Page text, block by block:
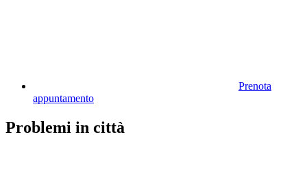
Prenota
appuntamento
Problemi in città